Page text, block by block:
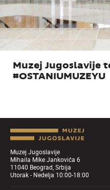
Muzej Jugoslavije
#OSTANIUMUZEYU
Muzej Jugoslavije
Mihaila Mike Jankovića 6
11040 Beograd, Srbija
Utorak - Nedelja 10:00-18:00